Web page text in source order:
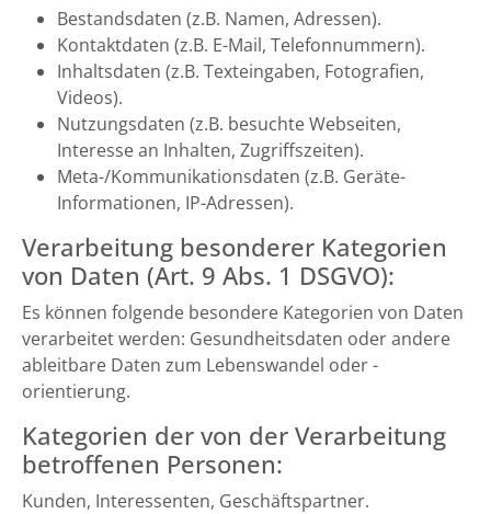
Bestandsdaten (z.B. Namen, Adressen).
Kontaktdaten (z.B. E-Mail, Telefonnummern).
Inhaltsdaten (z.B. Texteingaben, Fotografien,
Videos).
Nutzungsdaten (z.B. besuchte Webseiten,
Interesse an Inhalten, Zugriffszeiten).
Meta-/Kommunikationsdaten (z.B. Geräte-
Informationen, IP-Adressen).
Verarbeitung besonderer Kategorien
von Daten (Art. 9 Abs. 1 DSGVO):
Es können folgende besondere Kategorien von Daten
verarbeitet werden: Gesundheitsdaten oder andere
ableitbare Daten zum Lebenswandel oder -
orientierung.
Kategorien der von der Verarbeitung
betroffenen Personen:
Kunden, Interessenten, Geschäftspartner.